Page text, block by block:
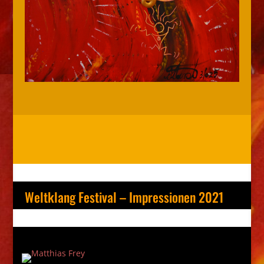
Weltklang Festival – Impressionen 2021